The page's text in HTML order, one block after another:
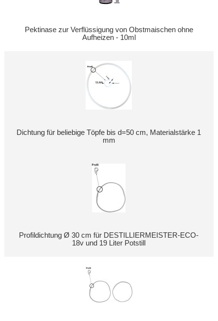
Pektinase zur Verflüssigung von Obstmaischen ohne
Aufheizen - 10ml
Dichtung für beliebige Töpfe bis d=50 cm, Materialstärke 1
mm
Profildichtung Ø 30 cm für DESTILLIERMEISTER-ECO-
18v und 19 Liter Potstill